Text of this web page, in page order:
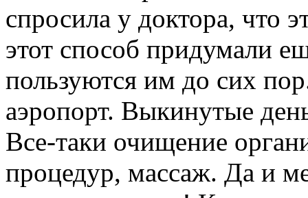
спросила у доктора, что
этот способ придумали
пользуются им до сих
аэропорт. Выкинутые
Все-таки очищение
процедур, массаж. Да и